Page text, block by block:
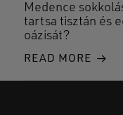
Medence
tartsa tisztán és
oázisát?
READ MORE